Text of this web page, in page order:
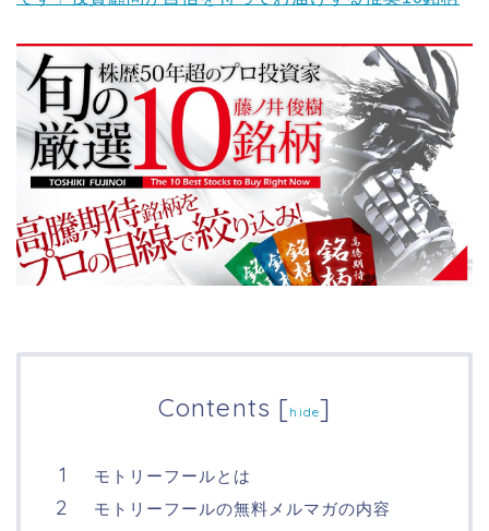
Contents [hide]
モトリーフールとは
モトリーフールの無料メルマガの内容